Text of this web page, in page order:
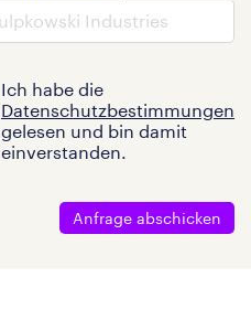
Ich habe die
Datenschutzbestimmungen
gelesen und bin damit
einverstanden.
Anfrage abschicken